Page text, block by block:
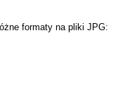
formaty na pliki JPG: